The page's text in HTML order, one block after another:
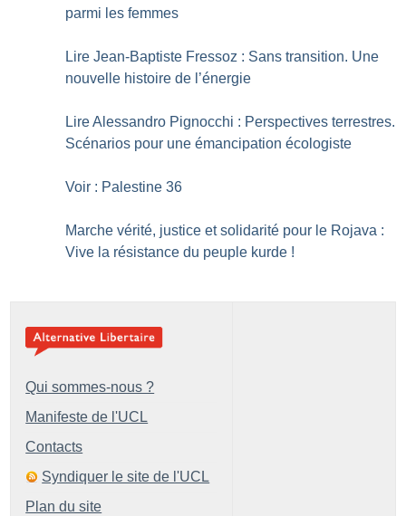
parmi les femmes
Lire Jean-Baptiste Fressoz : Sans transition. Une
nouvelle histoire de l’énergie
Lire Alessandro Pignocchi : Perspectives terrestres.
Scénarios pour une émancipation écologiste
Voir : Palestine 36
Marche vérité, justice et solidarité pour le Rojava :
Vive la résistance du peuple kurde !
Qui sommes-nous ?
Manifeste de l'UCL
Contacts
Syndiquer le site de l'UCL
Plan du site